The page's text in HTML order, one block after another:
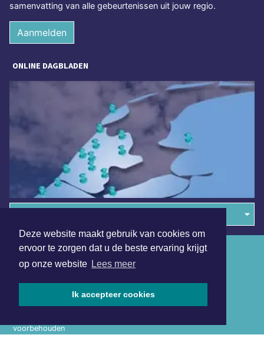
Deze website maakt gebruik van cookies om
ervoor te zorgen dat u de beste ervaring krijgt
op onze website Lees meer
Ik accepteer cookies
samenvatting van alle gebeurtenissen uit jouw regio.
Aanmelden
ONLINE DAGBLADEN
voorbehouden
Algemene voorwaarden
Disclaimer
Privacy Statement